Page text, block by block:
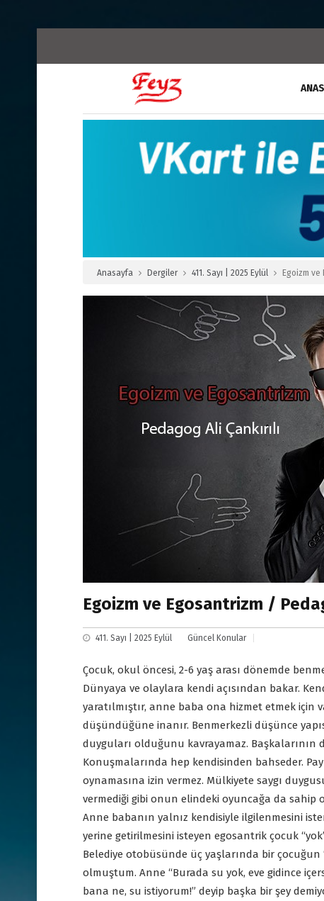
Anasayfa Dergiler 411. Sayı | 2025 Eylül Egoizm ve
Egoizm ve Egosantrizm /
411. Sayı | 2025 Eylül Güncel Konular
Çocuk, okul öncesi, 2-6 yaş arası dönemde
Dünyaya ve olaylara kendi açısından bakar.
yaratılmıştır, anne baba ona hizmet etmek için
düşündüğüne inanır. Benmerkezli düşünce
duyguları olduğunu kavrayamaz.
Konuşmalarında hep kendisinden bahseder.
oynamasına izin vermez. Mülkiyete saygı
vermediği gibi onun elindeki oyuncağa da sahip
Anne babanın yalnız kendisiyle ilgilenmesini
yerine getirilmesini isteyen egosantrik çocuk
Belediye otobüsünde üç yaşlarında bir
olmuştum. Anne “Burada su yok, eve gidince
bana ne, su istiyorum!” deyip başka bir şey